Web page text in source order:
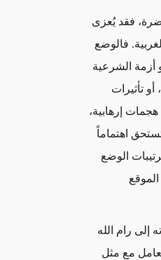
فقد يُعزى
فالوضع
أزمة الشرعية
تأثيرات
هجمات إرهابية،
اهتماماً
الوضع
الموقع
إلى رام الله
مع مثل